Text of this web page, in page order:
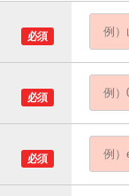
必須
必須
必須